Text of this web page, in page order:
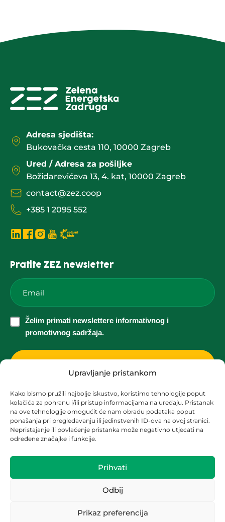
Upravljanje pristankom
Kako bismo pružili najbolje iskustvo, koristimo tehnologije poput
kolačića za pohranu i/ili pristup informacijama na uređaju. Pristanak
na ove tehnologije omogućit će nam obradu podataka poput
ponašanja pri pregledavanju ili jedinstvenih ID-ova na ovoj stranici.
Nepristajanje ili povlačenje pristanka može negativno utjecati na
određene značajke i funkcije.
Prihvati
Odbij
Prikaz preferencija
Adresa sjedišta:
Bukovačka cesta 110, 10000 Zagreb
Ured / Adresa za pošiljke
Božidarevićeva 13, 4. kat, 10000 Zagreb
contact@zez.coop
+385 1 2095 552
Pratite ZEZ newsletter
Email
*
Želim
primati
informativnog
sadržaja.
*
Želim primati newslettere informativnog i
promotivnog sadržaja.
Korisnička podrška za solarne elektrane
solari@zez.coop
+ 385 91 2090 403
IBAN:HR8523600001102381142